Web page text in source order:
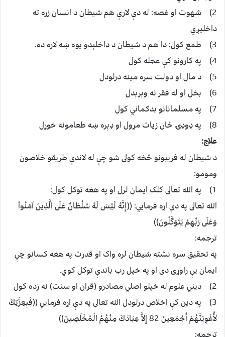
2) شهوت او غصه: له دې لارې هم شيطان د انسان زړه ته
داخليږي
3) طمع کول: دا هم د شيطان د داخلېدو يوه ښه لاره ده.
4) په کارونو کې عجله کول
5) د مال او دولت سره مينه درلودل
6) بخل او له فقر نه وېرېدل
7) په مسلمانانو بدګماني کول
8) په ډوډۍ ځان زيات مړول او ډېره ښه طعامونه خوړل
علاج:
د شيطان له فريبونو څخه کولى شو چې له لاندې طريقو خلاصون
ومومو:
1) په الله تعالى کلک ايمان لرل او په هغه توکل کول:
الله تعالى په دې اړه فرمايي: ((إِنَّهُ لَيْسَ لَهُ سُلْطَانٌ عَلَى الَّذِينَ آمَنُواْ
وَعَلَى رَبِّهِمْ يَتَوَكَّلُونَ))
ترجمه:
په تحقيق سره نشته شيطان لره واک او قدرت په هغه کسانو چې
ايمان يې راوړى دى او په خپل رب باندې توکل کوي.
2) ديني علوم له خپلو اصلي مصادرو (قران او سنت) نه زده کول
3) په دين کې اخلاص درلودل الله تعالى په دې اړه فرمايي ((فَبِعِزَّتِكَ
لأُغْوِيَنَّهُمْ أَجْمَعِينَ 82 إِلاَّ عِبَادَكَ مِنْهُمُ الْمُخْلَصِينَ))
ترجمه: